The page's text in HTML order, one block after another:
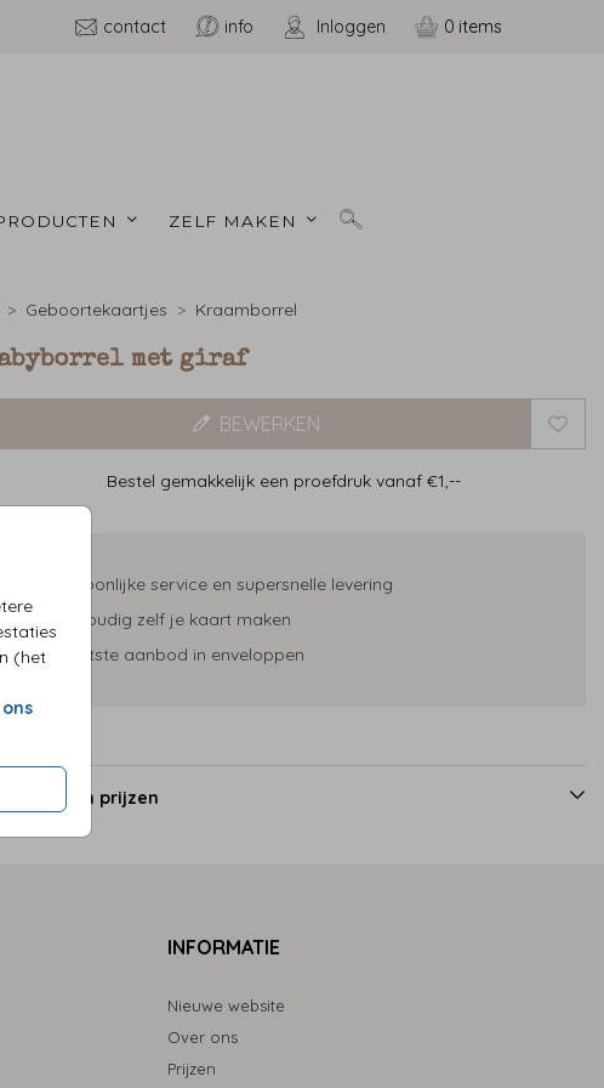
contact info Inloggen 0
ZELF MAKEN
(het
ons
Geboortekaartjes Kraamborrel
met giraf
BEWERKEN
Bestel gemakkelijk een proefdruk vanaf €1,--
Persoonlijke service en supersnelle levering
Eenvoudig zelf je kaart maken
Grootste aanbod in enveloppen
en prijzen
INFORMATIE
Nieuwe website
Over ons
Prijzen